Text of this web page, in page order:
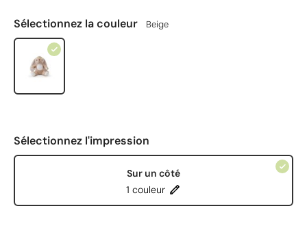
Sélectionnez la couleur Beige
Sélectionnez l'impression
Sur un côté
1 couleur